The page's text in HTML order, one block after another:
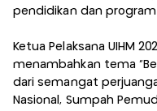
pendidikan dan program
Ketua Pelaksana UIHM
menambahkan tema
dari semangat
Nasional, Sumpah